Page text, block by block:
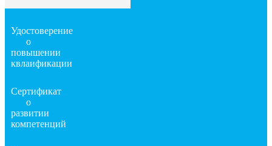
Удостоверение
о
повышении
квлаификации
Сертификат
о
развитии
компетенций